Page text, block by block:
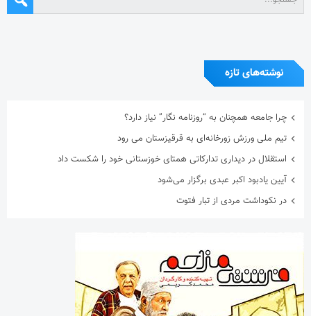
نوشته‌های تازه
چرا جامعه همچنان به “روزنامه نگار” نیاز دارد؟
تیم ملی ورزش زورخانه‌ای به قرقیزستان می رود
استقلال در دیداری تدارکاتی همتای خوزستانی خود را شکست داد
آیین یادبود اکبر عبدی برگزار می‌شود
در نکوداشت مردی از تبار فتوت